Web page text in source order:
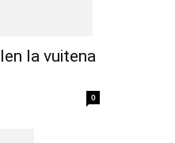
la vuitena
0